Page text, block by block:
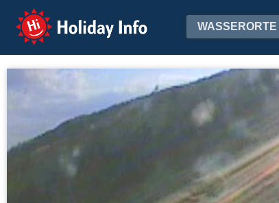
Holiday Info WASSERORTE